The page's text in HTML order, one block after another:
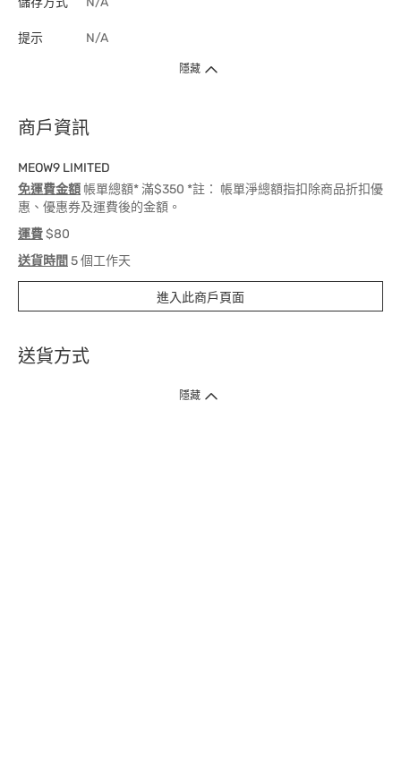
提示 N/A
隱藏
商戶資訊
MEOW9 LIMITED
免運費金額 帳單總額* 滿$350 *註： 帳單淨總額指扣除商品折扣優
惠、優惠券及運費後的金額。
運費$80
送貨時間 5 個工作天
進入此商戶頁面
送貨方式
1. 送貨到府（受衛生署條例規管產品除外 ）
隱藏